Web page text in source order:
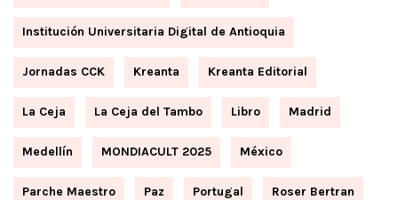
Institución Universitaria Digital de Antioquia
Jornadas CCK Kreanta Kreanta Editorial
La Ceja La Ceja del Tambo Libro Madrid
Medellín MONDIACULT 2025 México
Parche Maestro Paz Portugal Roser Bertran